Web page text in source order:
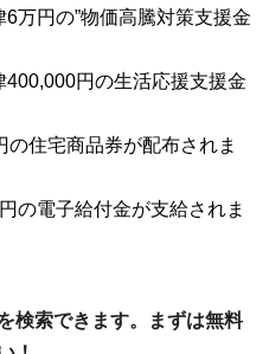
6万円の”物価高騰対策支援金​
400,000円の生活応援支援金
の住宅商品券が配布されま
の電子給付金が支給されま
検索できます。まずは無料